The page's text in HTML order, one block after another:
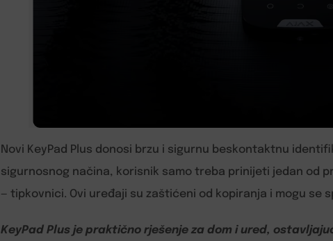
Novi KeyPad Plus donosi brzu i sigurnu beskontaktnu
sigurnosnog načina, korisnik samo treba prinijeti jedan od
— tipkovnici. Ovi uređaji su zaštićeni od kopiranja i mogu se
KeyPad Plus je praktično rješenje za dom i ured,